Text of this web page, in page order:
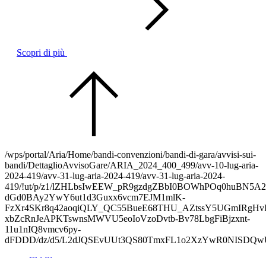
Scopri di più
/wps/portal/Aria/Home/bandi-convenzioni/bandi-di-gara/avvisi-sui-
bandi/DettaglioAvvisoGare/ARIA_2024_400_499/avv-10-lug-aria-
2024-419/avv-31-lug-aria-2024-419/avv-31-lug-aria-2024-
419/!ut/p/z1/
dGd0BAy2YwY6ut1d3Guxx6vcm7EJM1mlK-
xbZcRnJeAPKTswnsMWVU5eoIoVzoDvtb-Bv78LbgFiBjzxnt-
11u1nIQ8vmcv6py-
dFDDD/dz/d5/